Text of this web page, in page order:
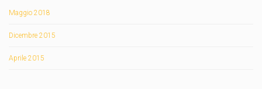
Maggio 2018
Dicembre 2015
Aprile 2015